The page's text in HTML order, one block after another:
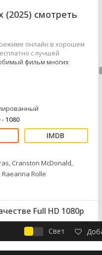
Мелодрамы
Семейные
Спорт
Фэнтези
2023
2022
СССР
Зарубежные
Фильмы из соцетей
смотреть
онлайн в хорошем
с лучшей
фильм многих
- 1080
Cranston McDonald,
Rolle
Full HD 1080p
Свет